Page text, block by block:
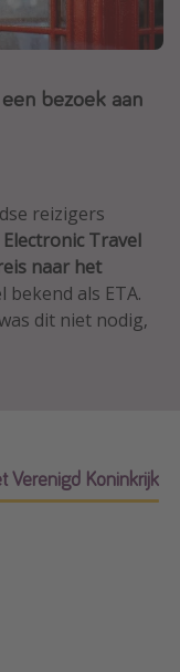
bezoek aan
reizigers
Electronic Travel
naar het
bekend als ETA.
dit niet nodig,
Verenigd Koninkrijk